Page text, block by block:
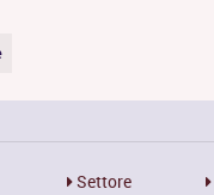
Settore